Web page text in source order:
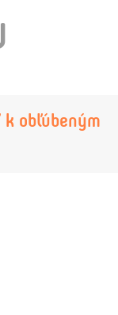
obľúbeným